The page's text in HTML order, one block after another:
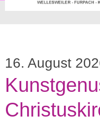
16. August